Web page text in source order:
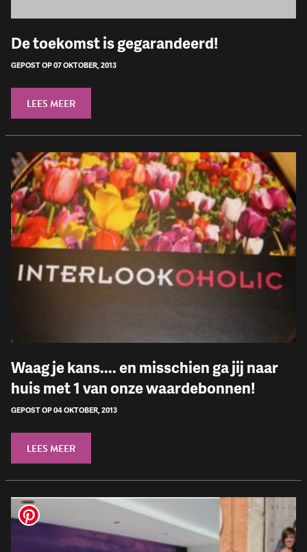
De toekomst is gegarandeerd!
GEPOST OP 07 OKTOBER, 2013
LEES MEER
Waag je kans.... en misschien ga jij naar
huis met 1 van onze waardebonnen!
GEPOST OP 04 OKTOBER, 2013
LEES MEER